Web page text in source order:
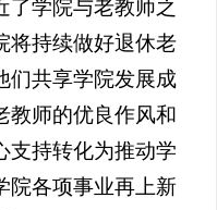
了学院与老教师之
将持续做好退休老
们共享学院发展成
教师的优良作风和
支持转化为推动学
院各项事业再上新